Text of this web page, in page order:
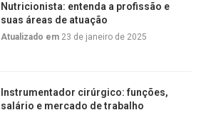
Nutricionista: entenda a profissão e
suas áreas de atuação
Atualizado em 23 de janeiro de 2025
Instrumentador cirúrgico: funções,
salário e mercado de trabalho